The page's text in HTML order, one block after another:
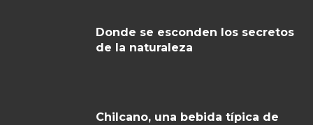
Donde se esconden los secretos
de la naturaleza
Chilcano, una bebida típica de